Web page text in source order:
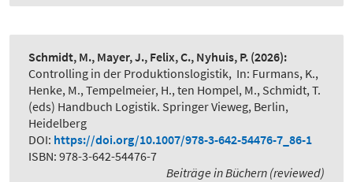
Schmidt, M., Mayer, J., Felix, C., Nyhuis, P. (2026):
Controlling in der Produktionslogistik, In: Furmans, K.,
Henke, M., Tempelmeier, H., ten Hompel, M., Schmidt, T.
(eds) Handbuch Logistik. Springer Vieweg, Berlin,
Heidelberg
DOI: https://doi.org/10.1007/978-3-642-54476-7_86-1
ISBN: 978-3-642-54476-7
Beiträge in Büchern (reviewed)